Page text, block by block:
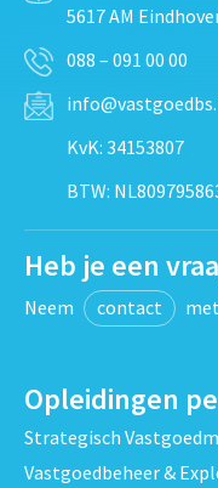
5617 AM
088 – 091 00 00
KvK: 34153807
BTW:
Heb je een
Neem contact
Opleidingen
Strategisch
Vastgoedbeheer &